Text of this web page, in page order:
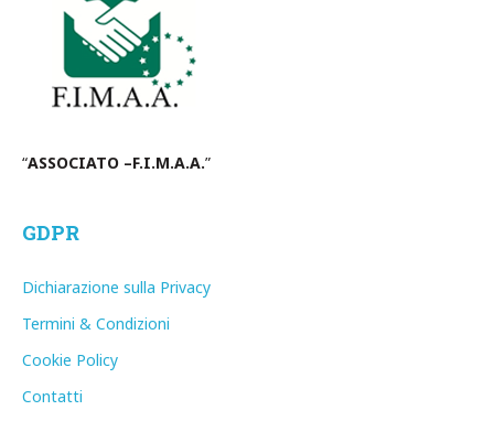
“ASSOCIATO –F.I.M.A.A.”
GDPR
Dichiarazione sulla Privacy
Termini & Condizioni
Cookie Policy
Contatti